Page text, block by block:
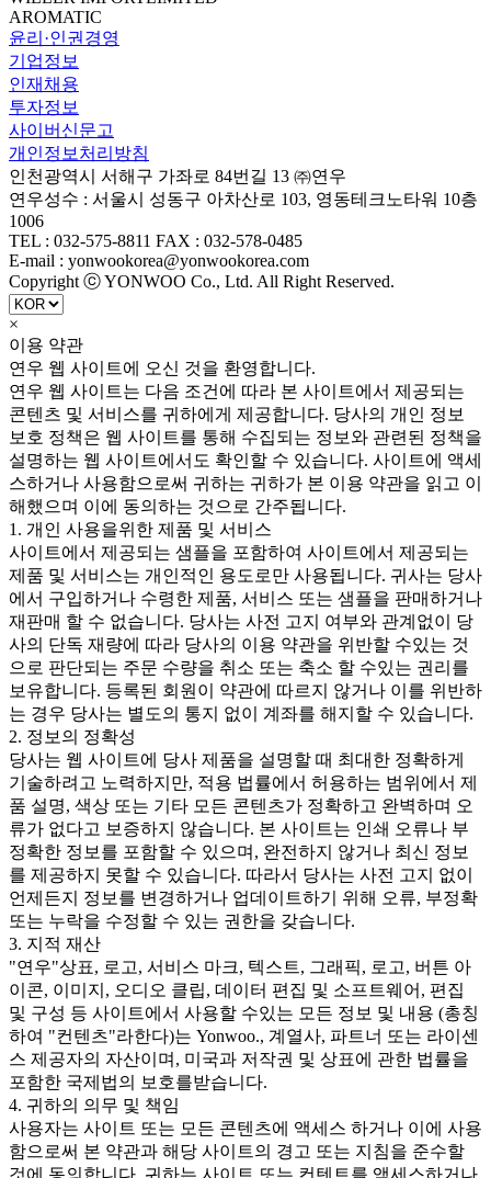
AROMATIC
윤리·인권경영
기업정보
인재채용
투자정보
사이버신문고
개인정보처리방침
인천광역시 서해구 가좌로 84번길 13 ㈜연우
연우성수 : 서울시 성동구 아차산로 103, 영동테크노타워 10층
1006
TEL : 032-575-8811 FAX : 032-578-0485
E-mail : yonwookorea@yonwookorea.com
Copyright ⓒ YONWOO Co., Ltd. All Right Reserved.
×
이용 약관
연우 웹 사이트에 오신 것을 환영합니다.
연우 웹 사이트는 다음 조건에 따라 본 사이트에서 제공되는
콘텐츠 및 서비스를 귀하에게 제공합니다. 당사의 개인 정보
보호 정책은 웹 사이트를 통해 수집되는 정보와 관련된 정책을
설명하는 웹 사이트에서도 확인할 수 있습니다. 사이트에 액세
스하거나 사용함으로써 귀하는 귀하가 본 이용 약관을 읽고 이
해했으며 이에 동의하는 것으로 간주됩니다.
1. 개인 사용을위한 제품 및 서비스
사이트에서 제공되는 샘플을 포함하여 사이트에서 제공되는
제품 및 서비스는 개인적인 용도로만 사용됩니다. 귀사는 당사
에서 구입하거나 수령한 제품, 서비스 또는 샘플을 판매하거나
재판매 할 수 없습니다. 당사는 사전 고지 여부와 관계없이 당
사의 단독 재량에 따라 당사의 이용 약관을 위반할 수있는 것
으로 판단되는 주문 수량을 취소 또는 축소 할 수있는 권리를
보유합니다. 등록된 회원이 약관에 따르지 않거나 이를 위반하
는 경우 당사는 별도의 통지 없이 계좌를 해지할 수 있습니다.
2. 정보의 정확성
당사는 웹 사이트에 당사 제품을 설명할 때 최대한 정확하게
기술하려고 노력하지만, 적용 법률에서 허용하는 범위에서 제
품 설명, 색상 또는 기타 모든 콘텐츠가 정확하고 완벽하며 오
류가 없다고 보증하지 않습니다. 본 사이트는 인쇄 오류나 부
정확한 정보를 포함할 수 있으며, 완전하지 않거나 최신 정보
를 제공하지 못할 수 있습니다. 따라서 당사는 사전 고지 없이
언제든지 정보를 변경하거나 업데이트하기 위해 오류, 부정확
또는 누락을 수정할 수 있는 권한을 갖습니다.
3. 지적 재산
"연우"상표, 로고, 서비스 마크, 텍스트, 그래픽, 로고, 버튼 아
이콘, 이미지, 오디오 클립, 데이터 편집 및 소프트웨어, 편집
및 구성 등 사이트에서 사용할 수있는 모든 정보 및 내용 (총칭
하여 "컨텐츠"라한다)는 Yonwoo., 계열사, 파트너 또는 라이센
스 제공자의 자산이며, 미국과 저작권 및 상표에 관한 법률을
포함한 국제법의 보호를받습니다.
4. 귀하의 의무 및 책임
사용자는 사이트 또는 모든 콘텐츠에 액세스 하거나 이에 사용
함으로써 본 약관과 해당 사이트의 경고 또는 지침을 준수할
것에 동의합니다. 귀하는 사이트 또는 컨텐트를 액세스하거나